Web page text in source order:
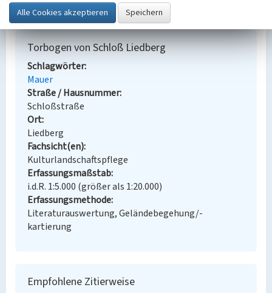
Torbogen von Schloß Liedberg
Schlagwörter
Mauer
Straße / Hausnummer
Schloßstraße
Ort
Liedberg
Fachsicht(en)
Kulturlandschaftspflege
Erfassungsmaßstab
i.d.R. 1:5.000 (größer als 1:20.000)
Erfassungsmethode
Literaturauswertung, Geländebegehung/-
kartierung
Empfohlene Zitierweise